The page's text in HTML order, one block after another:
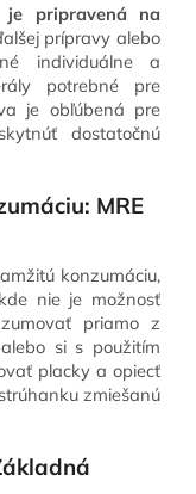
je pripravená na
prípravy alebo
individuálne a
potrebné pre
je obľúbená pre
dostatočnú
MRE
konzumáciu,
nie je možnosť
priamo z
si s použitím
placky a opiecť
zmiešanú